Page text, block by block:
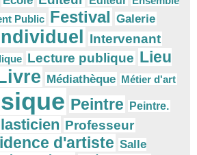
Public Festival Galerie
Intervenant
Lecture publique Lieu
Médiathèque Métier d'art
Peintre Peintre.
Professeur
d'artiste Salle